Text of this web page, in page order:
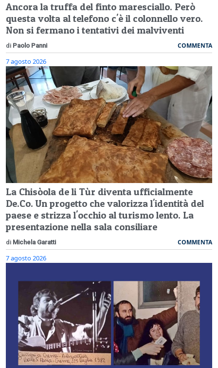
Ancora la truffa del finto maresciallo. Però
questa volta al telefono c'è il colonnello vero.
Non si fermano i tentativi dei malviventi
di Paolo Panni COMMENTA
7 agosto 2026
La Chisòola de li Tùr diventa ufficialmente
De.Co. Un progetto che valorizza l'identità del
paese e strizza l'occhio al turismo lento. La
presentazione nella sala consiliare
di Michela Garatti COMMENTA
7 agosto 2026